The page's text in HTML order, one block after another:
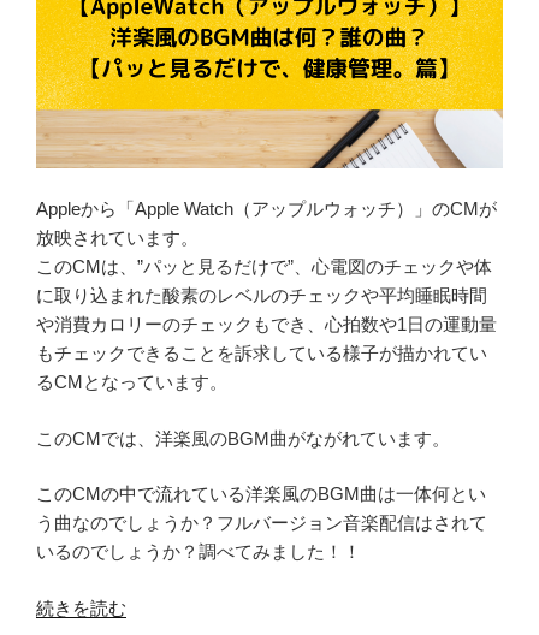
本
一
決
定
戦
予
F】
フ
ァ
ッ
シ
ョ
ン
ー
対
決
順
結
Appleから「Apple Watch（アップルウォッチ）」のCMが
放映されています。
このCMは、”パッと見るだけで”、心電図のチェックや体
に取り込まれた酸素のレベルのチェックや平均睡眠時間
や消費カロリーのチェックもでき、心拍数や1日の運動量
もチェックできることを訴求している様子が描かれてい
るCMとなっています。
このCMでは、洋楽風のBGM曲がながれています。
このCMの中で流れている洋楽風のBGM曲は一体何とい
う曲なのでしょうか？フルバージョン音楽配信はされて
いるのでしょうか？調べてみました！！
“【AppleWatch
続きを読む